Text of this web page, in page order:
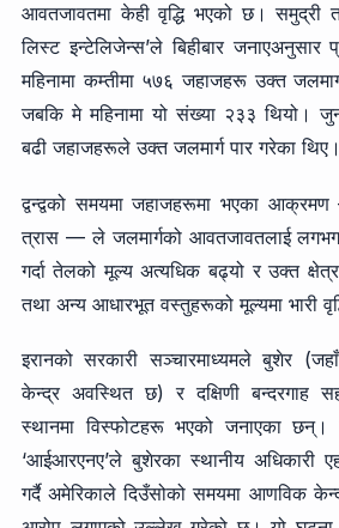
आवतजावतमा केही वृद्धि भएको छ। समुद्री
लिस्ट इन्टेलिजेन्स’ले बिहीबार
महिनामा कम्तीमा ५७६ जहाजहरू उक्त
जबकि मे महिनामा यो संख्या २३३ थियो।
बढी जहाजहरूले उक्त जलमार्ग पार गरेका थिए।
द्वन्द्वको समयमा जहाजहरूमा भएका
त्रास — ले जलमार्गको आवतजावतलाई
गर्दा तेलको मूल्य अत्यधिक बढ्यो र उक्त
तथा अन्य आधारभूत वस्तुहरूको मूल्यमा भारी
इरानको सरकारी सञ्चारमाध्यमले बुशेर
केन्द्र अवस्थित छ) र दक्षिणी बन्दरगाह
स्थानमा विस्फोटहरू भएको जनाएका छन्।
‘आईआरएनए’ले बुशेरका स्थानीय अधिकारी
गर्दै अमेरिकाले दिउँसोको समयमा आणविक